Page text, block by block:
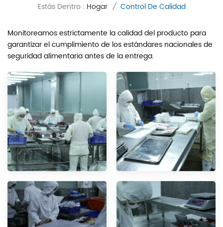
Estás Dentro : Hogar / Control De Calidad
Monitoreamos estrictamente la calidad del producto para
garantizar el cumplimiento de los estándares nacionales de
seguridad alimentaria antes de la entrega.